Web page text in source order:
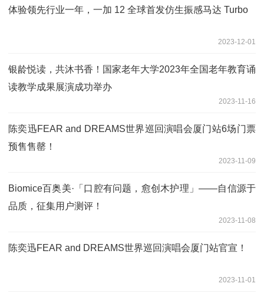
体验领先行业一年，一加 12 全球首发仿生振感马达 Turbo
2023-12-01
银龄悦读，共沐书香！国家老年大学2023年全国老年教育诵
读教学成果展演成功举办
2023-11-16
陈奕迅FEAR and DREAMS世界巡回演唱会厦门站6场门票
预售售罄！
2023-11-09
Biomice百奥美·「口腔有问题，愈创木护理」——自信源于
品质，征集用户测评！
2023-11-08
陈奕迅FEAR and DREAMS世界巡回演唱会厦门站官宣！
2023-11-01